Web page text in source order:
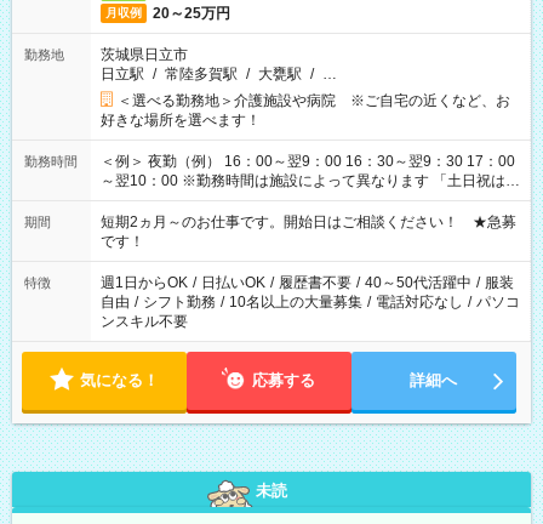
月収例 20～25万円
勤務地
茨城県日立市
日立駅 / 常陸多賀駅 / 大甕駅 / …
＜選べる勤務地＞介護施設や病院 ※ご自宅の近くなど、お
好きな場所を選べます！
勤務時間
＜例＞ 夜勤（例） 16：00～翌9：00 16：30～翌9：30 17：00
～翌10：00 ※勤務時間は施設によって異なります 「土日祝は休
みたい」 「しっかり稼ぎたい」 「もう少し遅い時間から始めた
い」など ご希望にあったお仕事をご案内いたします。 ※未経験
の方の場合は1～2ヶ月間は日中での仕事を経験いただき、 お
仕事に慣れてからの夜勤になります。 ★家庭の都合でお休みが
必要な場合も遠慮なくご相談ください。
期間
短期2ヵ月～のお仕事です。開始日はご相談ください！ ★急募
です！
特徴 週1日からOK / 日払いOK / 履歴書不要 / 40～50代活躍中 / 服装
自由 / シフト勤務 / 10名以上の大量募集 / 電話対応なし / パソコ
ンスキル不要
気になる！ 応募する 詳細へ
未読